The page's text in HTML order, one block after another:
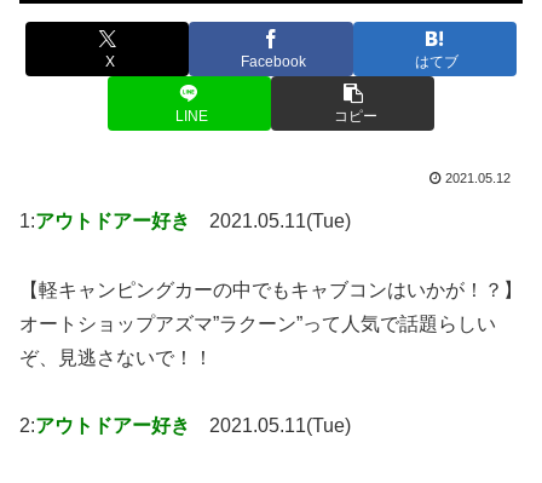
X Facebook はてブ
LINE コピー
2021.05.12
1:アウトドアー好き 2021.05.11(Tue)
【軽キャンピングカーの中でもキャブコンはいかが！？】
オートショップアズマ”ラクーン”って人気で話題らしい
ぞ、見逃さないで！！
2:アウトドアー好き 2021.05.11(Tue)